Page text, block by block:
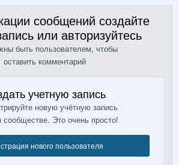
сообщений создайте
или авторизуйтесь
быть пользователем, чтобы
оставить комментарий
учетную запись
новую учётную запись
Это очень просто!
нового пользователя